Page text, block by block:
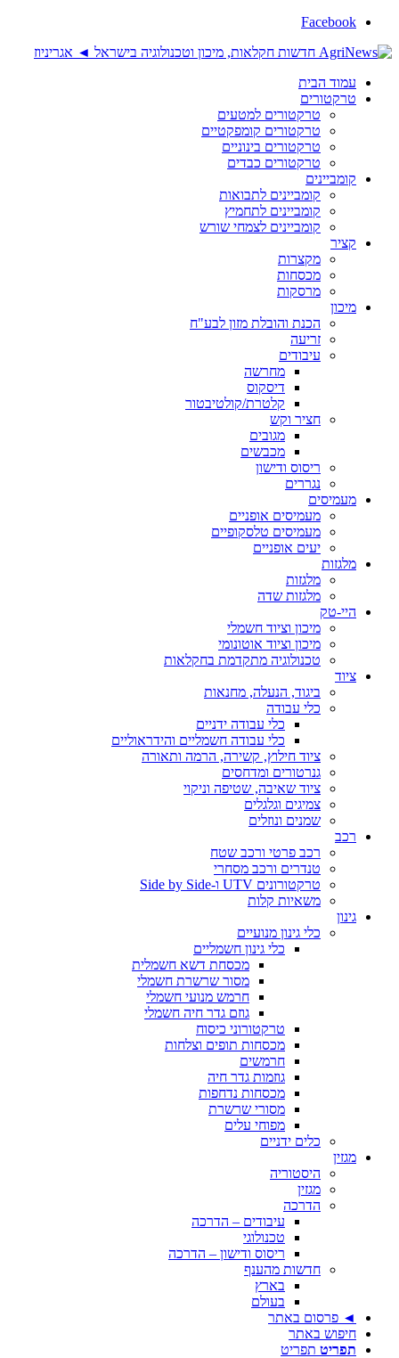
Facebook
עמוד הבית
טרקטורים
טרקטורים למטעים
טרקטורים קומפקטיים
טרקטורים בינוניים
טרקטורים כבדים
קומביינים
קומביינים לתבואות
קומביינים לתחמיץ
קומביינים לצמחי שורש
קציר
מקצרות
מכסחות
מרסקות
מיכון
הכנת והובלת מזון לבע"ח
זריעה
עיבודים
מחרשה
דיסקוס
קלטרת/קולטיבטור
חציר וקש
מגובים
מכבשים
ריסוס ודישון
נגררים
מעמיסים
מעמיסים אופניים
מעמיסים טלסקופיים
יעים אופניים
מלגזות
מלגזות
מלגזות שדה
היי-טק
מיכון וציוד חשמלי
מיכון וציוד אוטונומי
טכנולוגיה מתקדמת בחקלאות
ציוד
ביגוד, הנעלה, מחנאות
כלי עבודה
כלי עבודה ידניים
כלי עבודה חשמליים והידראוליים
ציוד חילוץ, קשירה, הרמה ותאורה
גנרטורים ומדחסים
ציוד שאיבה, שטיפה וניקוי
צמיגים וגלגלים
שמנים ונוזלים
רכב
רכב פרטי ורכב שטח
טנדרים ורכב מסחרי
טרקטורונים UTV ו-Side by Side
משאיות קלות
גינון
כלי גינון מנועיים
כלי גינון חשמליים
מכסחת דשא חשמלית
מסור שרשרת חשמלי
חרמש מנועי חשמלי
גוזם גדר חיה חשמלי
טרקטורוני כיסוח
מכסחות תופים וצלחות
חרמשים
גוזמות גדר חיה
מכסחות נדחפות
מסורי שרשרת
מפוחי עלים
כלים ידניים
מגזין
היסטוריה
מגזין
הדרכה
עיבודים – הדרכה
טכנולוגי
ריסוס ודישון – הדרכה
חדשות מהענף
בארץ
בעולם
◄ פרסום באתר
חיפוש באתר
תפריט תפריט